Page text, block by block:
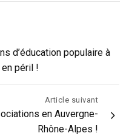
d’éducation populaire à
péril !
Article suivant
en Auvergne-
Rhône-Alpes !